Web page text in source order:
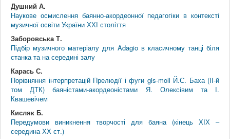
Душний А.
Наукове осмислення баянно-акордеонної педагогіки в контексті
музичної освіти України ХХІ століття
Заборовська Т.
Підбір музичного матеріалу для Adagio в класичному танці біля
станка та на середині залу
Карась С.
Порівняння інтерпретацій Прелюдії і фуги gis-moll Й.С. Баха (ІІ-й
том ДТК) баяністами-акордеоністами Я. Олексівим та І.
Квашевічем
Кисляк Б.
Передумови виникнення творчості для баяна (кінець ХІХ –
середина ХХ ст.)